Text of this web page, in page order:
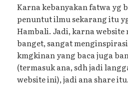
Karna kebanyakan fatwa yg
penuntut ilmu sekarang itu
Hambali. Jadi, karna website
banget, sangat
kmgkinan yang baca juga
(termasuk ana, sdh jadi
website ini), jadi ana share itu.